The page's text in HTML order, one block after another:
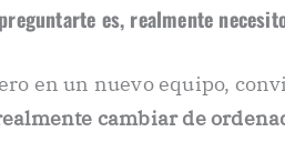
es, realmente
en un nuevo equipo,
cambiar de